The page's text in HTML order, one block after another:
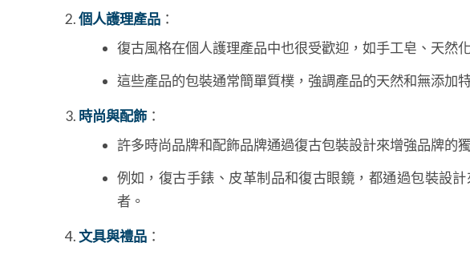
個人護理產品 ：
復古風格在個人護理產品中也很受歡迎，如手工皂、天然
這些產品的包裝通常簡單質樸，強調產品的天然和無添加
時尚與配飾：
許多時尚品牌和配飾品牌通過復古包裝設計來增強品牌的
例如，復古手錶、皮革制品和復古眼鏡，都通過包裝設
者。
文具與禮品 ：